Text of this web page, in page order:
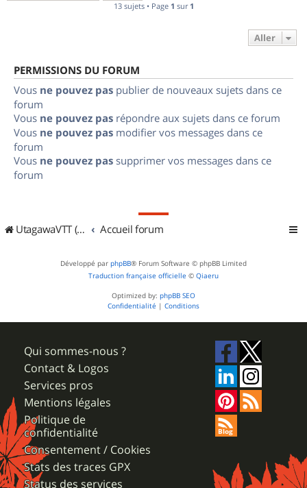
13 sujets • Page 1 sur 1
Aller
PERMISSIONS DU FORUM
Vous ne pouvez pas publier de nouveaux sujets dans ce
forum
Vous ne pouvez pas répondre aux sujets dans ce forum
Vous ne pouvez pas modifier vos messages dans ce
forum
Vous ne pouvez pas supprimer vos messages dans ce
forum
UtagawaVTT (Randos VTT et VTTAE avec traces GPS) Accueil forum
Développé par phpBB® Forum Software © phpBB Limited
Traduction française officielle © Qiaeru
Optimized by: phpBB SEO
Confidentialité | Conditions
Qui sommes-nous ?
Contact & Logos
Services pros
Mentions légales
Politique de
confidentialité
Consentement / Cookies
Stats des traces GPX
Status des services